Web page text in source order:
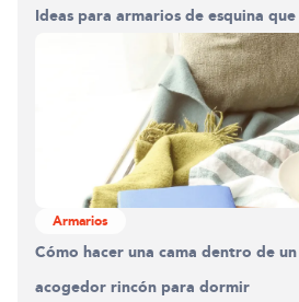
Ideas para armarios de esquina
Armarios
Cómo hacer una cama dentro de
acogedor rincón para dormir